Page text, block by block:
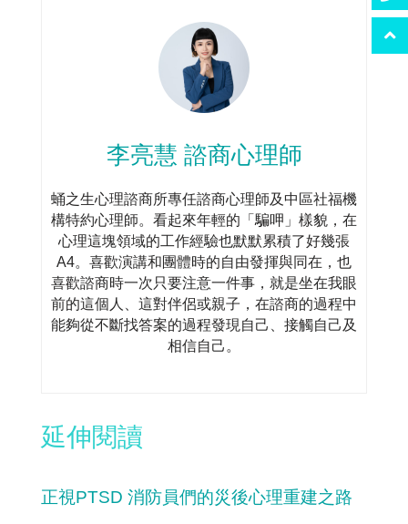
李亮慧 諮商心理師
蛹之生心理諮商所專任諮商心理師及中區社福機
構特約心理師。看起來年輕的「騙呷」樣貌，在
心理這塊領域的工作經驗也默默累積了好幾張
A4。喜歡演講和團體時的自由發揮與同在，也
喜歡諮商時一次只要注意一件事，就是坐在我眼
前的這個人、這對伴侶或親子，在諮商的過程中
能夠從不斷找答案的過程發現自己、接觸自己及
相信自己。
延伸閱讀
正視PTSD 消防員們的災後心理重建之路